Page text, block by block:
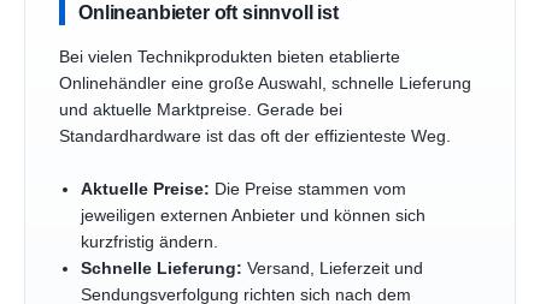
Onlineanbieter oft sinnvoll ist
Bei vielen Technikprodukten bieten etablierte
Onlinehändler eine große Auswahl, schnelle Lieferung
und aktuelle Marktpreise. Gerade bei
Standardhardware ist das oft der effizienteste Weg.
Aktuelle Preise: Die Preise stammen vom
jeweiligen externen Anbieter und können sich
kurzfristig ändern.
Schnelle Lieferung: Versand, Lieferzeit und
Sendungsverfolgung richten sich nach dem